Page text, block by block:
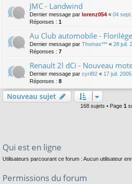
JMC - Landwind
Dernier message par lorenz054 « 04
Réponses : 1
Au Club automobile - Florilège
Dernier message par Thomax*** « 28 juil.
Réponses : 7
Renault 2l dCi - Nouveau
Dernier message par cyril92 « 17 juil.
Réponses : 8
Nouveau sujet
168 sujets • Page 1
Qui est en ligne
Utilisateurs parcourant ce forum : Aucun utilisateur
Permissions du forum